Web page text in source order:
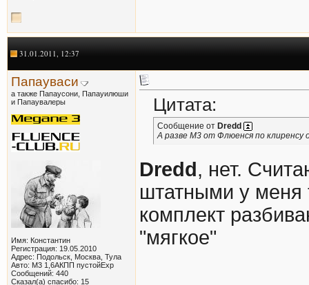
31.01.2011, 12:37
Папауваси
а также Папаусони, Папауилюши
и Папаувалеры
Имя: Константин
Регистрация: 19.05.2010
Адрес: Подольск, Москва, Тула
Авто: М3 1,6АКПП пустойExp
Сообщений: 440
Сказал(а) спасибо: 15
Цитата:
Сообщение от Dredd
А разве М3 от Флюенся по клиренсу
Dredd, нет.
штатными у меня
комплект
"мягкое"